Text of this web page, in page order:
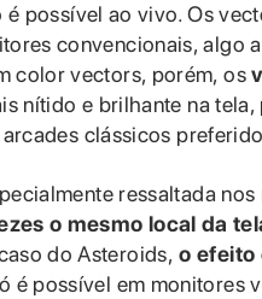
possível ao vivo. Os
convencionais, algo
color vectors, porém, os
nítido e brilhante na
clássicos
ressaltada
o mesmo local da
do Asteroids,o efeito
é possível em monitores